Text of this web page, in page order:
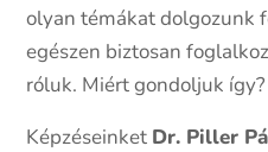
olyan témákat dolgozunk
egészen biztosan
róluk. Miért gondoljuk így?
Képzéseinket Dr. Piller